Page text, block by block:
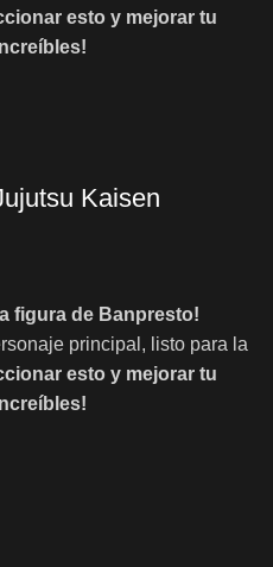
esto y mejorar tu
Kaisen
figura de Banpresto!
principal, listo para la
esto y mejorar tu